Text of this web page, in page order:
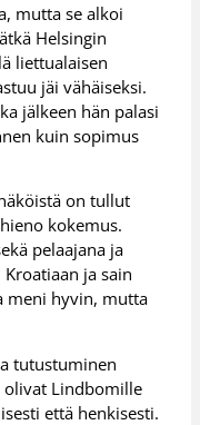
mutta se alkoi
Helsingin
liettualaisen
jäi vähäiseksi.
jälkeen hän palasi
kuin sopimus
on tullut
kokemus.
pelaajana ja
ja sain
meni hyvin, mutta
tutustuminen
Lindbomille
että henkisesti.